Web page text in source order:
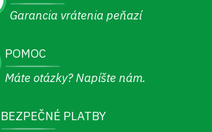
Garancia vrátenia peňazí
POMOC
Máte otázky? Napíšte nám.
BEZPEČNÉ PLATBY